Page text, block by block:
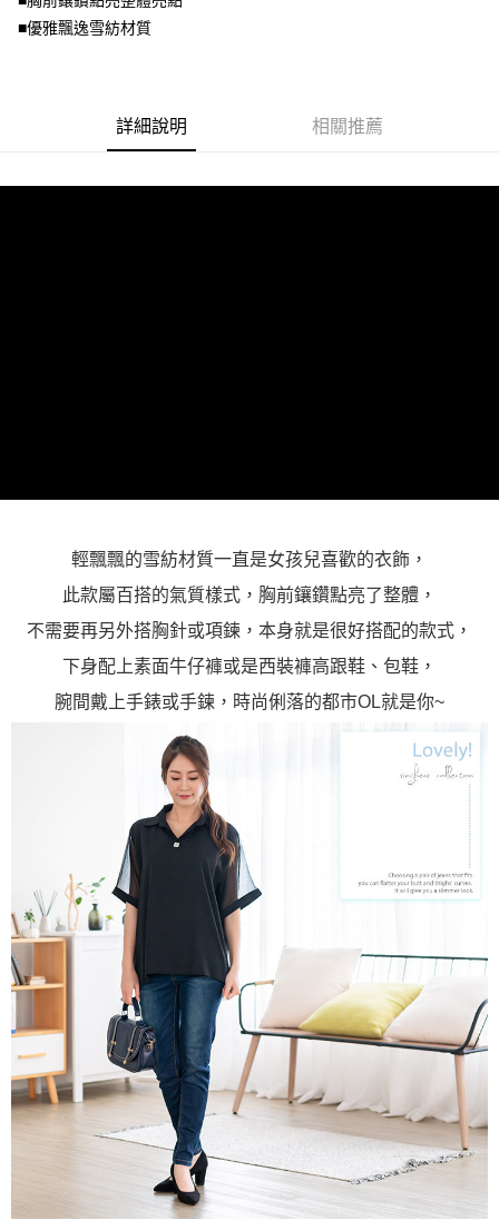
資料（包含姓名、電話或地址）提供予台灣大哥大進項蒐集、處理及利用，
後付繳納相關費用。
※ 交易是否成功請以「AFTEE先享後付 」之結帳頁面顯示為準，若有關於
１．透過由恩沛科技股份有限公司提供之「AFTEE先享後付」服務完成之交
２．關於個人資料處理事宜，請瀏覽以下網址：
付款後7-11取貨
每筆NT$100，滿NT$1,000(含以上)免運費
■優雅飄逸雪紡材質
詳細說明 相關推薦
輕飄飄的雪紡材質一直是女孩兒喜歡的衣飾，
此款屬百搭的氣質樣式，胸前鑲鑽點亮了整體，
不需要再另外搭胸針或項鍊，本身就是很好搭配的款式，
下身配上素面牛仔褲或是西裝褲高跟鞋、包鞋，
腕間戴上手錶或手鍊，時尚俐落的都市OL就是你~